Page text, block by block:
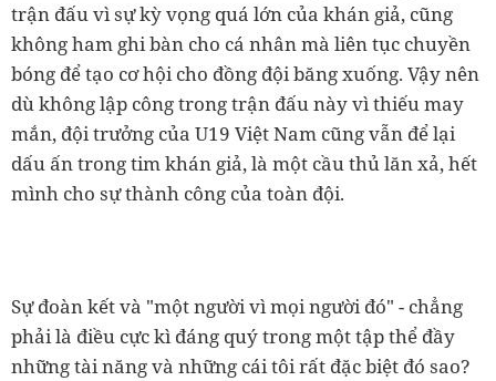
trận đấu vì sự kỳ vọng quá lớn của khán giả, cũng
không ham ghi bàn cho cá nhân mà liên tục chuyền
bóng để tạo cơ hội cho đồng đội băng xuống. Vậy nên
dù không lập công trong trận đấu này vì thiếu may
mắn, đội trưởng của U19 Việt Nam cũng vẫn để lại
dấu ấn trong tim khán giả, là một cầu thủ lăn xả, hết
mình cho sự thành công của toàn đội.
Sự đoàn kết và "một người vì mọi người đó" - chẳng
phải là điều cực kì đáng quý trong một tập thể đầy
những tài năng và những cái tôi rất đặc biệt đó sao?